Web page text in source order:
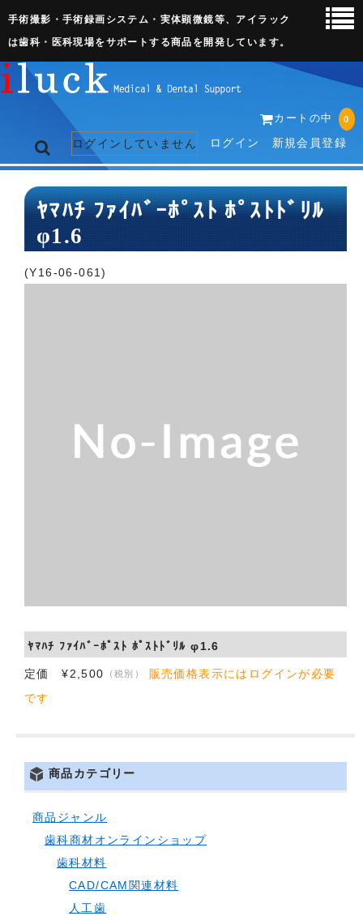
手術撮影・手術録画システム・実体顕微鏡等、アイラック
は歯科・医科現場をサポートする商品を開発しています。
カートの中 0
ログインしていません ログイン 新規会員登録
トップページ
ネット販売ページ
歯科関連機器
お問い合わせ
ﾔﾏﾊﾁ ﾌｧｲﾊﾞｰﾎﾟｽﾄ ﾎﾟｽﾄﾄﾞﾘﾙ
φ1.6
(Y16-06-061)
ﾔﾏﾊﾁ ﾌｧｲﾊﾞｰﾎﾟｽﾄ ﾎﾟｽﾄﾄﾞﾘﾙ φ1.6
定価 ¥2,500 （税別）
販売価格表示にはログインが必要
です
商品カテゴリー
商品ジャンル
歯科商材オンラインショップ
歯科材料
CAD/CAM関連材料
人工歯